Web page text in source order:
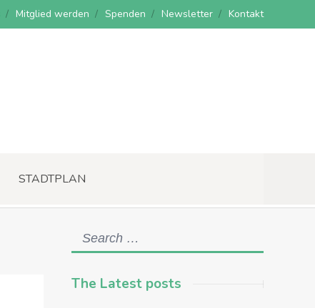
Mitglied werden Spenden Newsletter Kontakt
STADTPLAN
The Latest posts